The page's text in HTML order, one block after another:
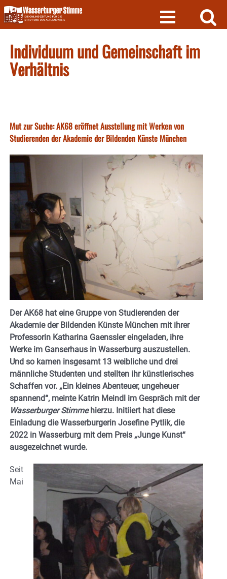
Skip
to
content
Individuum und Gemeinschaft im
Verhältnis
Mut zur Suche: AK68 eröffnet Ausstellung mit Werken von
Studierenden der Akademie der Bildenden Künste München
Der AK68 hat eine Gruppe von Studierenden der
Akademie der Bildenden Künste München mit ihrer
Professorin Katharina Gaenssler eingeladen, ihre
Werke im Ganserhaus in Wasserburg auszustellen.
Und so kamen insgesamt 13 weibliche und drei
männliche Studenten und stellten ihr künstlerisches
Schaffen vor. „Ein kleines Abenteuer, ungeheuer
spannend“, meinte Katrin Meindl im Gespräch mit der
Wasserburger Stimmehierzu. Initiiert hat diese
Einladung die Wasserburgerin Josefine Pytlik, die
2022 in Wasserburg mit dem Preis „Junge Kunst“
ausgezeichnet wurde.
Seit
Mai